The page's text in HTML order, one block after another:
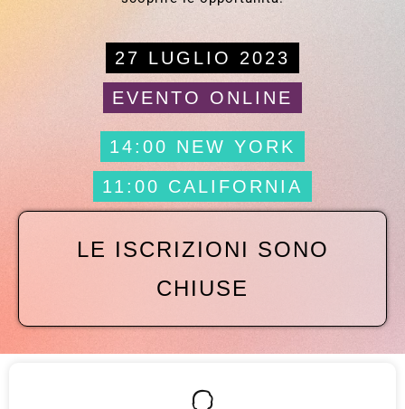
27 LUGLIO 2023
EVENTO ONLINE
14:00 NEW YORK
11:00 CALIFORNIA
LE ISCRIZIONI SONO
CHIUSE